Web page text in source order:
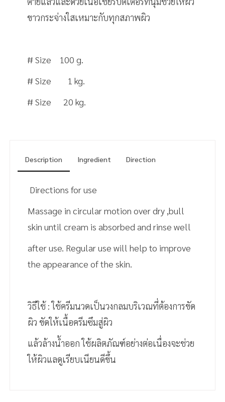
ขาวกระจ่างใสเหมาะกับทุกสภาพผิว
# Size 100 g.
# Size 1 kg.
# Size 20 kg.
Description Ingredient Direction
Directions for use
Massage in circular motion over dry ,bull
skin until cream is absorbed and rinse well
after use. Regular use will help to improve
the appearance of the skin.
วิธีใช้ : ใช้ครีมนวดเป็นวงกลมบริเวณที่ต้องการขัด
ผิว ขัดให้เนื้อครีมซึมสู่ผิว
แล้วล้างน้ำออก ใช้ผลิตภัณฑ์อย่างต่อเนื่องจะช่วย
ให้ผิวแลดูเรียบเนียนดีขึ้น